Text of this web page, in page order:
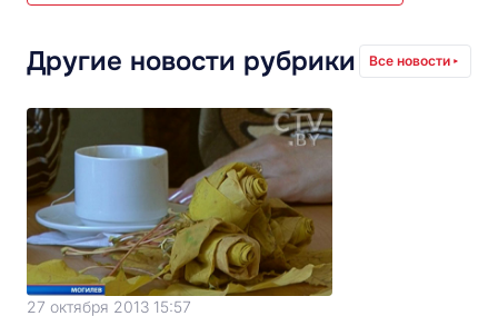
Другие новости рубрики Все новости
27 октября 2013 15:57